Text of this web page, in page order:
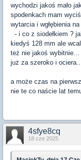
wychodzi jakoś mało
spodenkach mam
wytarcia i wgłębienia
- i co z siodełkiem ?
kiedyś 128 mm ale
też nie jakoś
już za szeroko i ociera..
a może czas na
nie te co naście lat
4sfye8cq
18 cze 2025